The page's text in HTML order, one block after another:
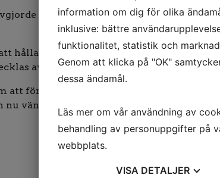
snyggt efter ett lopp utvändigt
hålla ordning på benen i hennes stora
av varje start hon gör.
att förstå Sveriges långsamma startbil, så
väntar Sprintermästaren nästa vecka. Då
information om dig för olika
inklusive: bättre
funktionalitet, statistik och
Genom att klicka på "OK"
dessa ändamål.
Läs mer om vår användning av
behandling av personuppgifter på
webbplats.
VISA DETALJER